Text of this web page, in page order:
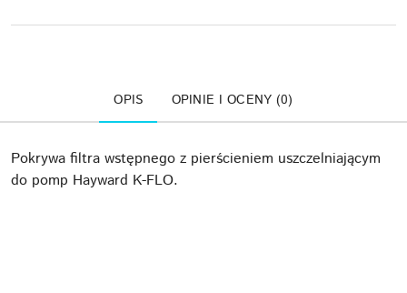
OPIS OPINIE I OCENY (0)
Pokrywa filtra wstępnego z pierścieniem uszczelniającym
do pomp Hayward K-FLO.